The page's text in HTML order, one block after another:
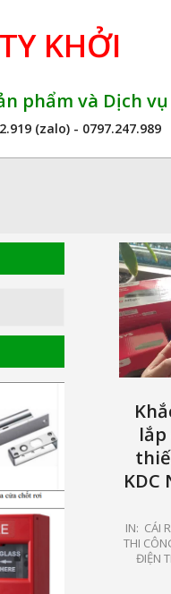
KHỞI
phẩm và Dịch vụ
(zalo) - 0797.247.989
KDC
2025-
06-
IN: CÁI
THI
ĐIỆN